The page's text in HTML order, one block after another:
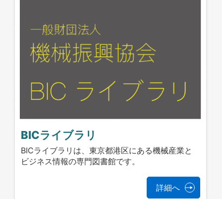
BICライブラリ
BICライブラリは、東京都港区にある機械産業と
ビジネス情報の専門図書館です。
詳細へ